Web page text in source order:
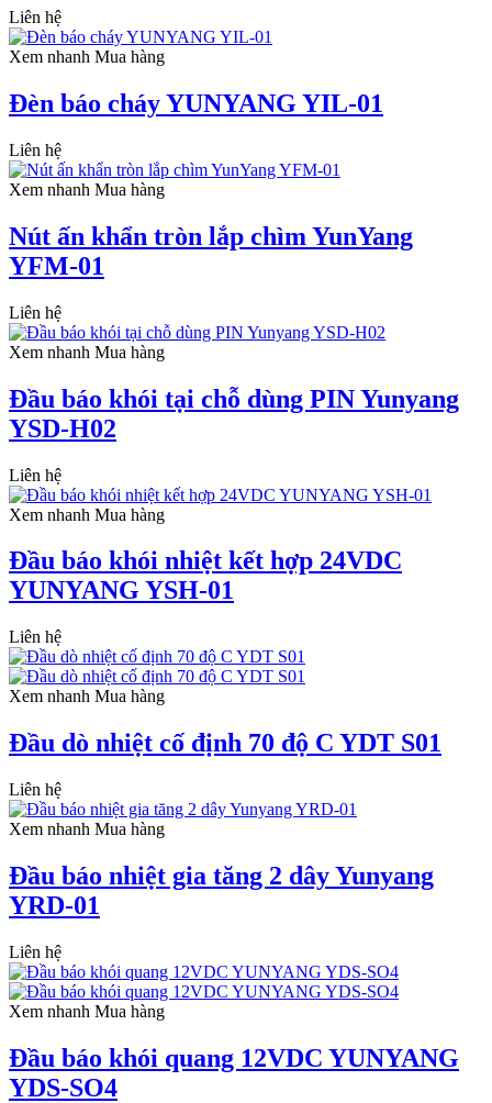
Liên hệ
Xem nhanh Mua hàng
Đèn báo cháy YUNYANG YIL-01
Liên hệ
Xem nhanh Mua hàng
Nút ấn khẩn tròn lắp chìm YunYang
YFM-01
Liên hệ
Xem nhanh Mua hàng
Đầu báo khói tại chỗ dùng PIN Yunyang
YSD-H02
Liên hệ
Xem nhanh Mua hàng
Đầu báo khói nhiệt kết hợp 24VDC
YUNYANG YSH-01
Liên hệ
Xem nhanh Mua hàng
Đầu dò nhiệt cố định 70 độ C YDT S01
Liên hệ
Xem nhanh Mua hàng
Đầu báo nhiệt gia tăng 2 dây Yunyang
YRD-01
Liên hệ
Xem nhanh Mua hàng
Đầu báo khói quang 12VDC YUNYANG
YDS-SO4